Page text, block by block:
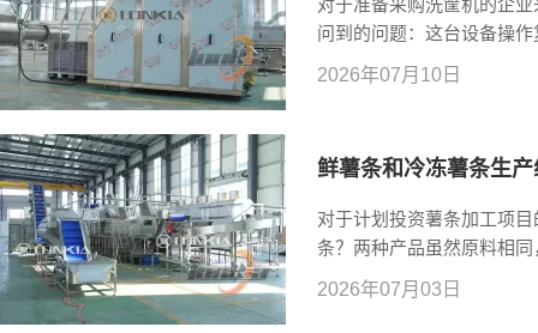
对于准备采购洗筐机的企
问到的问题：这台设备操
筐清洗机，真正追求的是
而言，设备越容易操作，
2026年07月10日
鲜薯条和冷冻薯条生
对于计划投资薯条加工项
条？两种产品虽然原料相
异。了解这些区别，有助
2026年07月03日